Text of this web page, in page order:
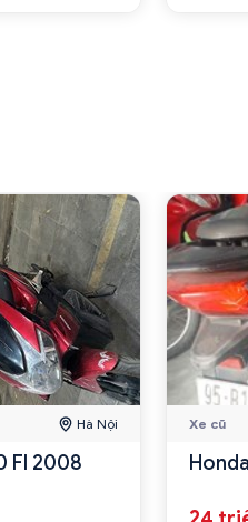
Hà Nội
FI 2008
Xe cũ